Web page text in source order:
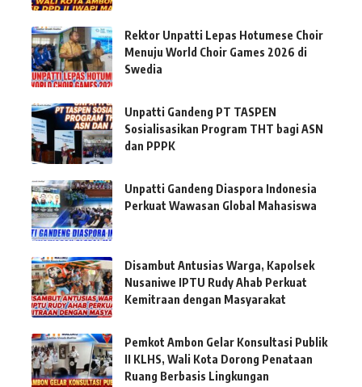
Rektor Unpatti Lepas Hotumese Choir
Menuju World Choir Games 2026 di
Swedia
Unpatti Gandeng PT TASPEN
Sosialisasikan Program THT bagi ASN
dan PPPK
Unpatti Gandeng Diaspora Indonesia
Perkuat Wawasan Global Mahasiswa
Disambut Antusias Warga, Kapolsek
Nusaniwe IPTU Rudy Ahab Perkuat
Kemitraan dengan Masyarakat
Pemkot Ambon Gelar Konsultasi Publik
II KLHS, Wali Kota Dorong Penataan
Ruang Berbasis Lingkungan